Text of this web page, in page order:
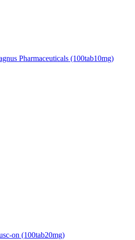
Pharmaceuticals (100tab10mg)
on (100tab20mg)